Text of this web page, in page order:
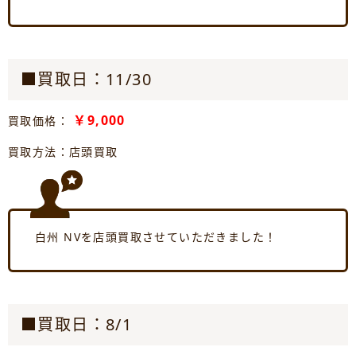
■買取日：11/30
買取価格： ￥9,000
買取方法：店頭買取
白州 NVを店頭買取させていただきました！
■買取日：8/1